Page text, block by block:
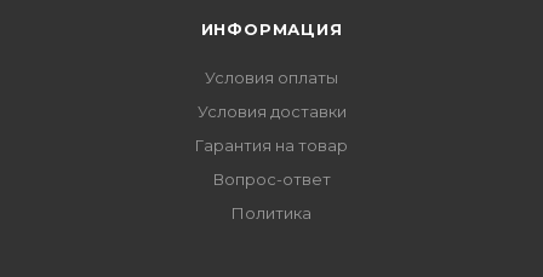
ИНФОРМАЦИЯ
Условия оплаты
Условия доставки
Гарантия на товар
Вопрос-ответ
Политика